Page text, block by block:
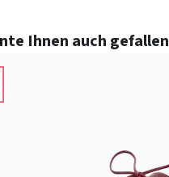
überspringen
Ihnen auch gefallen